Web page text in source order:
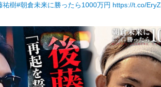
祐樹#朝倉未来に勝ったら1000万円 https://t.co/